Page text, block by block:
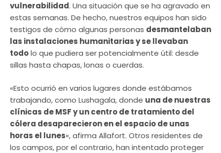
vulnerabilidad. Una situación que se ha agravado en
estas semanas. De hecho, nuestros equipos han sido
testigos de cómo algunas personas desmantelaban
las instalaciones humanitarias y se llevaban
todolo que pudiera ser potencialmente útil: desde
sillas hasta chapas, lonas o cuerdas.
«Esto ocurrió en varios lugares donde estábamos
trabajando, como Lushagala, donde una de nuestras
clínicas de MSF y un centro de tratamiento del
cólera desaparecieron en el espacio de unas
horas el lunes«, afirma Allafort. Otros residentes de
los campos, por el contrario, han intentado proteger